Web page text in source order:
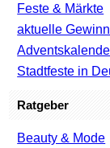
Feste & Märkte
aktuelle
Stadtfeste in
Ratgeber
Beauty & Mode